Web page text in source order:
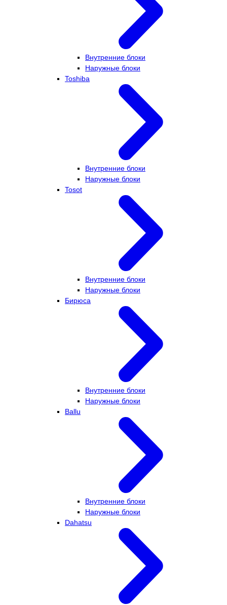
Внутренние блоки
Наружные блоки
Toshiba
Внутренние блоки
Наружные блоки
Tosot
Внутренние блоки
Наружные блоки
Бирюса
Внутренние блоки
Наружные блоки
Ballu
Внутренние блоки
Наружные блоки
Dahatsu